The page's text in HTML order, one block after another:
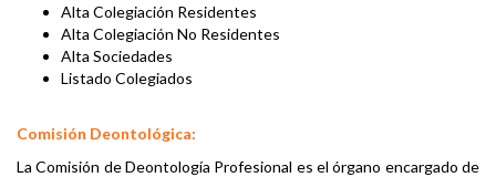
Alta Colegiación Residentes
Alta Colegiación No Residentes
Alta Sociedades
Listado Colegiados
Comisión Deontológica:
La Comisión de Deontología Profesional es el órgano encargado de